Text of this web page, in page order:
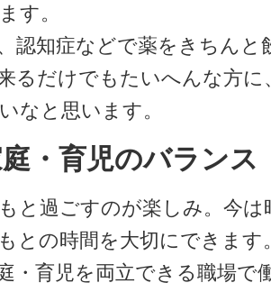
す。
認知症などで薬をきちん
るだけでもたいへんな方
なと思います。
・育児のバランス
と過ごすのが楽しみ。今
との時間を大切にできます
・育児を両立できる職場で